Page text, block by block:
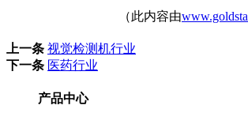
（此内容由
上一条 视觉检测机行业
下一条 医药行业
产品中心